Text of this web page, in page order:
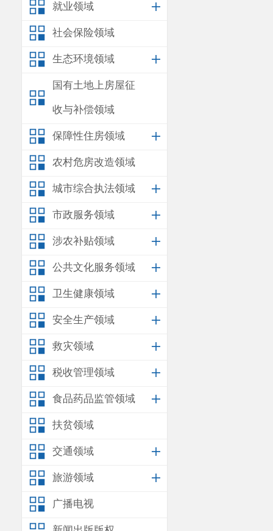
就业领域
社会保险领域
生态环境领域
国有土地上房屋征
收与补偿领域
保障性住房领域
农村危房改造领域
城市综合执法领域
市政服务领域
涉农补贴领域
公共文化服务领域
卫生健康领域
安全生产领域
救灾领域
税收管理领域
食品药品监管领域
扶贫领域
交通领域
旅游领域
广播电视